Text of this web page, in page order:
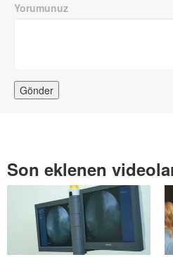
Yorumunuz
Son eklenen